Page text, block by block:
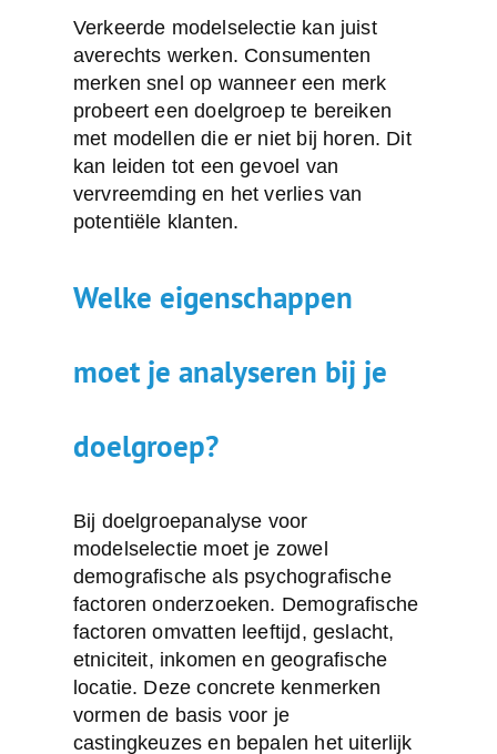
Verkeerde modelselectie kan juist
averechts werken. Consumenten
merken snel op wanneer een merk
probeert een doelgroep te bereiken
met modellen die er niet bij horen. Dit
kan leiden tot een gevoel van
vervreemding en het verlies van
potentiële klanten.
Welke eigenschappen
moet je analyseren bij je
doelgroep?
Bij doelgroepanalyse voor
modelselectie moet je zowel
demografische als psychografische
factoren onderzoeken. Demografische
factoren omvatten leeftijd, geslacht,
etniciteit, inkomen en geografische
locatie. Deze concrete kenmerken
vormen de basis voor je
castingkeuzes en bepalen het uiterlijk